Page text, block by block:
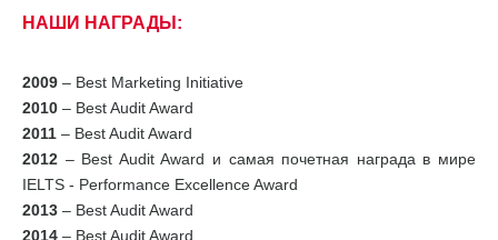
НАШИ НАГРАДЫ:
2009 – Best Marketing Initiative
2010 – Best Audit Award
2011 – Best Audit Award
2012 – Best Audit Award и самая почетная награда в мире
IELTS - Performance Excellence Award
2013 – Best Audit Award
2014 – Best Audit Award